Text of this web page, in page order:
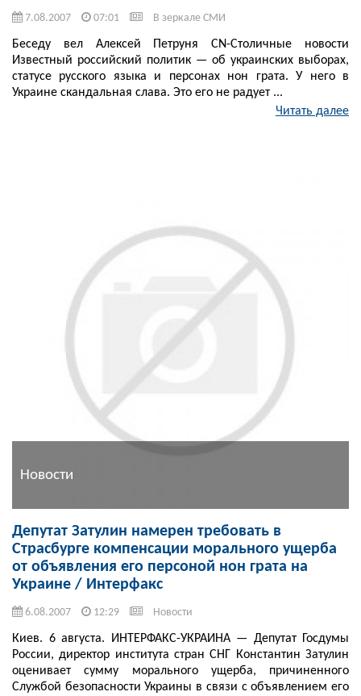
7.08.2007 07:01 В зеркале СМИ
Беседу вел Алексей Петруня CN-Столичные новости
Известный российский политик — об украинских выборах,
статусе русского языка и персонах нон грата. У него в
Украине скандальная слава. Это его не радует ...
Читать далее
Новости
Депутат Затулин намерен требовать в
Страсбурге компенсации морального ущерба
от объявления его персоной нон грата на
Украине / Интерфакс
6.08.2007 12:29 Новости
Киев. 6 августа. ИНТЕРФАКС-УКРАИНА — Депутат Госдумы
России, директор института стран СНГ Константин Затулин
оценивает сумму морального ущерба, причиненного
Службой безопасности Украины в связи с объявлением его